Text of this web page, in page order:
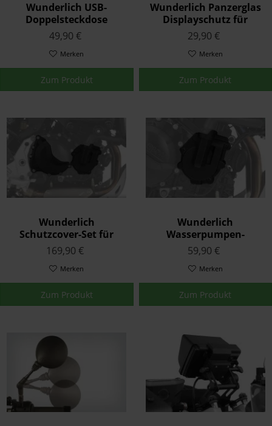
Wunderlich USB-
Doppelsteckdose
Schwarz
49,90 €
Merken
Zum Produkt
Wunderlich Panzerglas
Displayschutz für
Connectivity Display
Anti-Glare
29,90 €
Merken
Zum Produkt
Wunderlich
Schutzcover-Set für
Kupplung,
Lichtmaschine und
Wasserpumpe Schwarz
169,90 €
Merken
Zum Produkt
Wunderlich
Wasserpumpen-
Schutzcover Schwarz F-
Modelle
59,90 €
Merken
Zum Produkt